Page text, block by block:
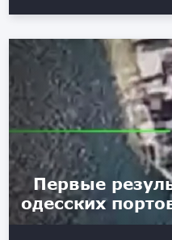
Первые
одесских